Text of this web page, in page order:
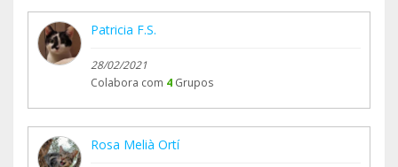
Patricia F.S.
28/02/2021
Colabora com 4 Grupos
Rosa Melià Ortí